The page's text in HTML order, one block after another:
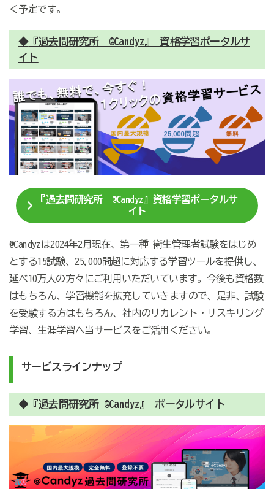
く予定です。
◆『過去問研究所 @Candyz』 資格学習ポータルサ
イト
『過去問研究所 @Candyz』資格学習ポータルサ
イト
@Candyzは2024年2月現在、第一種 衛生管理者試験をはじめ
とする15試験、25,000問超に対応する学習ツールを提供し、
延べ10万人の方々にご利用いただいています。今後も資格数
はもちろん、学習機能を拡充していきますので、是非、試験
を受験する方はもちろん、社内のリカレント・リスキリング
学習、生涯学習へ当サービスをご活用ください。
サービスラインナップ
◆『過去問研究所 @Candyz』 ポータルサイト